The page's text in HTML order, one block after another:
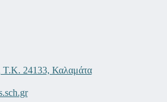
Τ.Κ. 24133, Καλαμάτα